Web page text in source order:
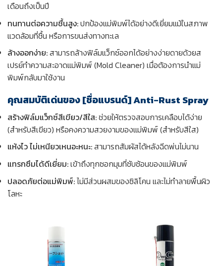
เดือนถึงเป็นปี
ทนทานต่อความชื้นสูง:ปกป้องแม่พิมพ์ได้อย่างดีเยี่ยมแม้ในสภาพ
แวดล้อมที่ชื้น หรือการขนส่งทางทะเล
ล้างออกง่าย:สามารถล้างฟิล์มแว็กซ์ออกได้อย่างง่ายดายด้วยส
เปรย์ทำความสะอาดแม่พิมพ์ (Mold Cleaner) เมื่อต้องการนำแม่
พิมพ์กลับมาใช้งาน
คุณสมบัติเด่นของ [ชื่อแบรนด์] Anti-Rust Spray
สร้างฟิล์มแว็กซ์สีเขียว/สีใส:ช่วยให้ตรวจสอบการเคลือบได้ง่าย
(สำหรับสีเขียว) หรือคงความสวยงามของแม่พิมพ์ (สำหรับสีใส)
แห้งไว ไม่เหนียวเหนอะหนะ:สามารถสัมผัสได้หลังฉีดพ่นไม่นาน
แทรกซึมได้ดีเยี่ยม:เข้าถึงทุกซอกมุมที่ซับซ้อนของแม่พิมพ์
ปลอดภัยต่อแม่พิมพ์:ไม่มีส่วนผสมของซิลิโคน และไม่ทำลายพื้นผิว
โลหะ